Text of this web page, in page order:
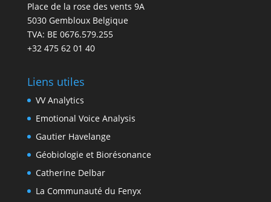
Place de la rose des vents 9A
5030 Gembloux Belgique
TVA: BE 0676.579.255
+32 475 62 01 40
Liens utiles
VV Analytics
Emotional Voice Analysis
Gautier Havelange
Géobiologie et Biorésonance
Catherine Delbar
La Communauté du Fenyx